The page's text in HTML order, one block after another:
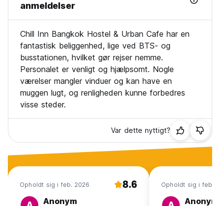
anmeldelser
Chill Inn Bangkok Hostel & Urban Cafe har en
fantastisk beliggenhed, lige ved BTS- og
busstationen, hvilket gør rejser nemme.
Personalet er venligt og hjælpsomt. Nogle
værelser mangler vinduer og kan have en
muggen lugt, og renligheden kunne forbedres
visse steder.
Var dette nyttigt?
Opholdt sig i feb. 2026 8.6
Anonym
Opholdt sig i feb.
Anonym